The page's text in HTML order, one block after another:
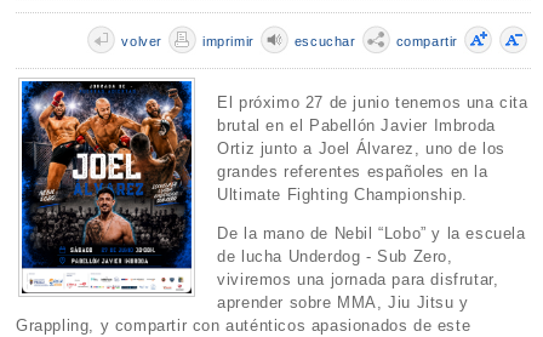
compartir
escuchar
imprimir
volver
El próximo 27 de junio tenemos una cita
brutal en el Pabellón Javier Imbroda
Ortiz junto a Joel Álvarez, uno de los
grandes referentes españoles en la
Ultimate Fighting Championship.
De la mano de Nebil “Lobo” y la escuela
de lucha Underdog - Sub Zero,
viviremos una jornada para disfrutar,
aprender sobre MMA, Jiu Jitsu y
Grappling, y compartir con auténticos apasionados de este